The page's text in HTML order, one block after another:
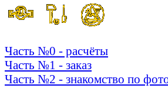
Часть №0 - расчёты
Часть №1 - заказ
Часть №2 - знакомство по